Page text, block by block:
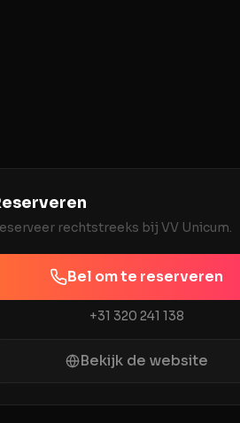
rechtstreeks bij VV Unicum.
Bel om te reserveren
+31 320 241 138
Bekijk de website